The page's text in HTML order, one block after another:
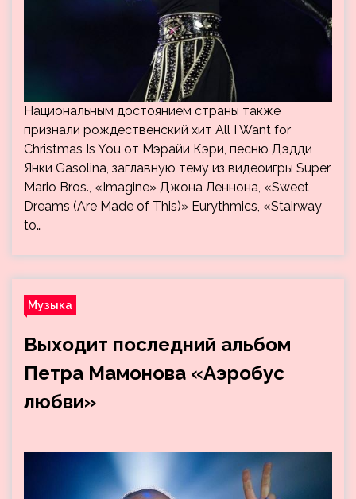
Национальным достоянием страны также
признали рождественский хит All I Want for
Christmas Is You от Мэрайи Кэри, песню Дэдди
Янки Gasolina, заглавную тему из видеоигры Super
Mario Bros., «Imagine» Джона Леннона, «Sweet
Dreams (Are Made of This)» Eurythmics, «Stairway
to…
Музыка
Выходит последний альбом
Петра Мамонова «Аэробус
любви»